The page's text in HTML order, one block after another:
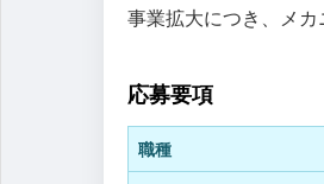
事業拡大につき、メ
応募要項
職種